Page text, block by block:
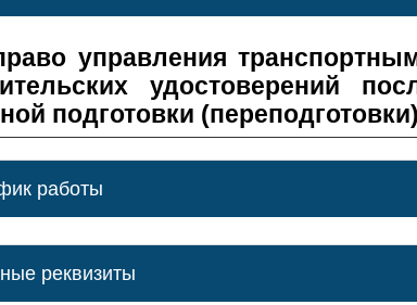
управления
удостоверений
подготовки
работы
реквизиты